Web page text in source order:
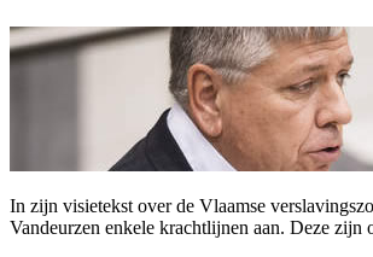
In zijn visietekst over de Vlaamse
Vandeurzen enkele krachtlijnen aan. Deze zijn